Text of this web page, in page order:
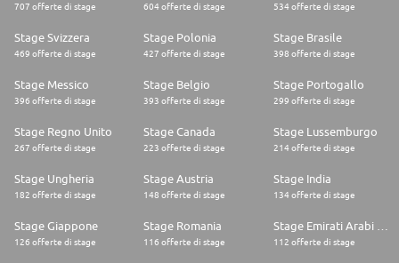
707 offerte di stage 604 offerte di stage 534 offerte di stage
Stage Svizzera
469 offerte di stage
Stage Polonia
427 offerte di stage
Stage Brasile
398 offerte di stage
Stage Messico
396 offerte di stage
Stage Belgio
393 offerte di stage
Stage Portogallo
299 offerte di stage
Stage Regno Unito
267 offerte di stage
Stage Canada
223 offerte di stage
Stage Lussemburgo
214 offerte di stage
Stage Ungheria
182 offerte di stage
Stage Austria
148 offerte di stage
Stage India
134 offerte di stage
Stage Giappone
126 offerte di stage
Stage Romania
116 offerte di stage 112 offerte di stage